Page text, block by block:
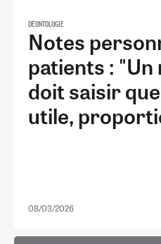
DÉONTOLOGIE
Notes
patients : "Un
doit saisir
utile,
08/03/2026